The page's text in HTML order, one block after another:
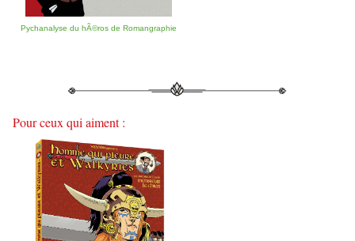
Pychanalyse du hÃ©ros de Romangraphie
Pour ceux qui aiment :